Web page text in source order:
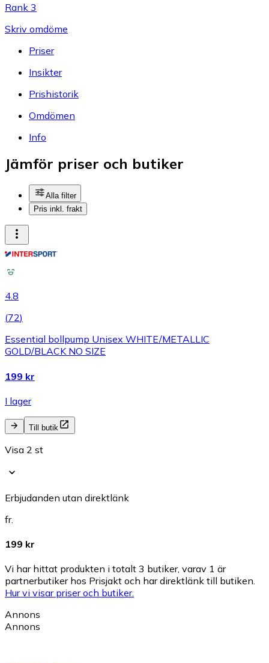
Rank 3
Skriv omdöme
Priser
Insikter
Prishistorik
Omdömen
Info
Jämför priser och butiker
Alla filter
Pris inkl. frakt
4.8
(72)
Essential bollpump Unisex WHITE/METALLIC
GOLD/BLACK NO SIZE
199 kr
I lager
Till butik
Visa 2 st
Erbjudanden utan direktlänk
fr.
199 kr
Vi har hittat produkten i totalt 3 butiker, varav 1 är
partnerbutiker hos Prisjakt och har direktlänk till butiken.
Hur vi visar priser och butiker.
Annons
Annons